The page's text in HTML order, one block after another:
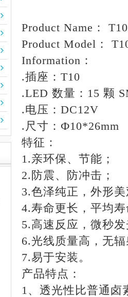
Product Name：
Product Model：
Information：
.插座：T10
.LED 数量：15 颗
.电压：DC12V
.尺寸：Ф10*26mm
特征：
1.亲环保、节能；
2.防震、防冲击；
3.色泽纯正，外形
4.寿命更长，平均
5.高速反应，微秒
6.光线质量高，无
7.易于安装。
产品特点：
1、透光性比普通卤